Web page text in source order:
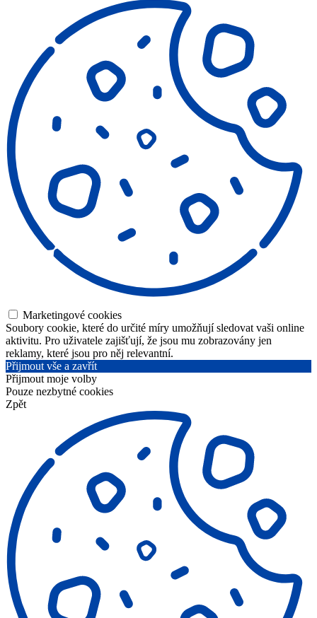
Marketingové cookies
Soubory cookie, které do určité míry umožňují sledovat vaši online
aktivitu. Pro uživatele zajišťují, že jsou mu zobrazovány jen
reklamy, které jsou pro něj relevantní.
Přijmout vše a zavřít
Přijmout moje volby
Pouze nezbytné cookies
Zpět